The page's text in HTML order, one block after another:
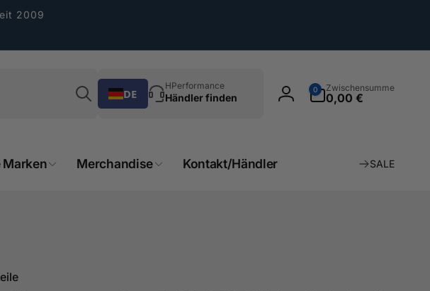
2009
Suchen
DE
HPerformance
Händler finden Einloggen
0
Artikel
Zwischensumme
0,00 €
Marken Merchandise Kontakt/Händler SALE